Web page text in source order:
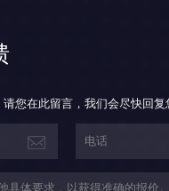
您在此留言，我们会尽快回复